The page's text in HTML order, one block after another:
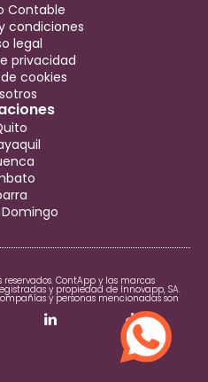
Contable
condiciones
legal
privacidad
cookies
reservados. ContApp y las marcas
y propiedad de Innovapp, SA.
y personas mencionadas son